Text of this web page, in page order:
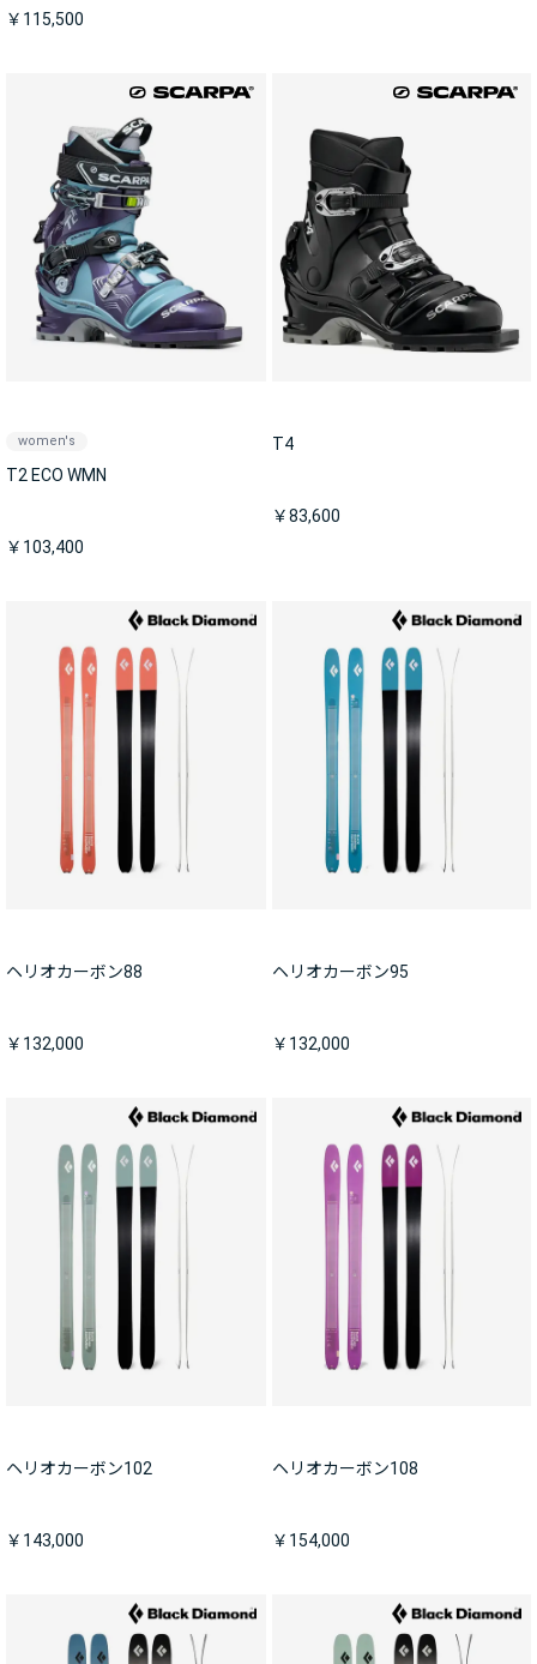
￥115,500
women's
T2 ECO WMN
￥103,400
T4
￥83,600
ヘリオカーボン88
￥132,000
ヘリオカーボン95
￥132,000
ヘリオカーボン102
￥143,000
ヘリオカーボン108
￥154,000